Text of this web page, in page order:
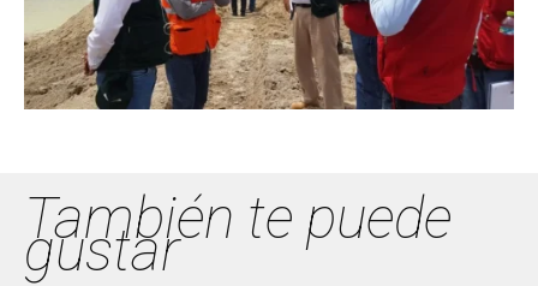
También te puede
gustar